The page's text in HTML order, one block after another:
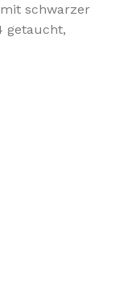
schwarzer
getaucht,